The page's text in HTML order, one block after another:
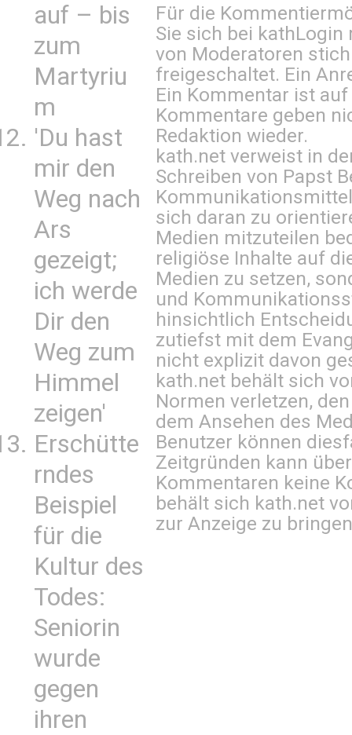
auf – bis
zum
Martyriu
m
'Du hast
mir den
Weg nach
Ars
gezeigt;
ich werde
Dir den
Weg zum
Himmel
zeigen'
Erschütte
rndes
Beispiel
für die
Kultur des
Todes:
Seniorin
wurde
gegen
ihren
Für die
Sie sich bei kathLogin
von Moderatoren
freigeschaltet. Ein
Ein Kommentar ist
Kommentare geben
Redaktion wieder.
kath.net verweist in
Schreiben von Papst
sich daran zu
Medien mitzuteilen
religiöse Inhalte auf
Medien zu setzen,
und
hinsichtlich
zutiefst mit dem
nicht explizit davon
kath.net behält sich
Normen verletzen,
dem Ansehen des
Benutzer können
Zeitgründen kann
Kommentaren keine
behält sich kath.net
zur Anzeige zu